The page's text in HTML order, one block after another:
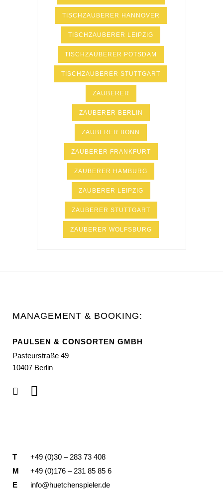
TISCHZAUBERER HANNOVER
TISCHZAUBERER LEIPZIG
TISCHZAUBERER POTSDAM
TISCHZAUBERER STUTTGART
ZAUBERER
ZAUBERER BERLIN
ZAUBERER BONN
ZAUBERER FRANKFURT
ZAUBERER HAMBURG
ZAUBERER LEIPZIG
ZAUBERER STUTTGART
ZAUBERER WOLFSBURG
MANAGEMENT & BOOKING:
PAULSEN & CONSORTEN GMBH
Pasteurstraße 49
10407 Berlin
T
+49 (0)30 – 283 73 408
M
+49 (0)176 – 231 85 85 6
E
info@huetchenspieler.de